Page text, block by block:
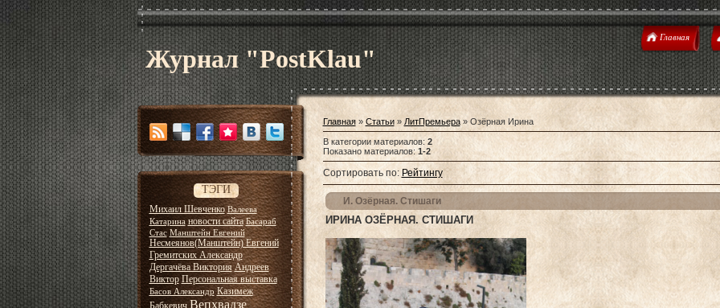
Журнал "PostKlau"
Главная
ТЭГИ
Михаил Шевченко Валеева
Катарина новости сайта Басараб
Стас Манштейн Евгений
Несмеянов(Манштейн) Евгений
Гремитских Александр
Дергачёва Виктория Андреев
Виктор Персональная выставка
Басов Александр Казимеж
Бабкевич Вепхвадзе
Главная» Статьи» ЛитПремьера» Озёрная Ирина
В категории материалов: 2
Показано материалов:1-2
Сортировать по: Рейтингу
И. Озёрная. Стишаги
ИРИНА ОЗЁРНАЯ. СТИШАГИ